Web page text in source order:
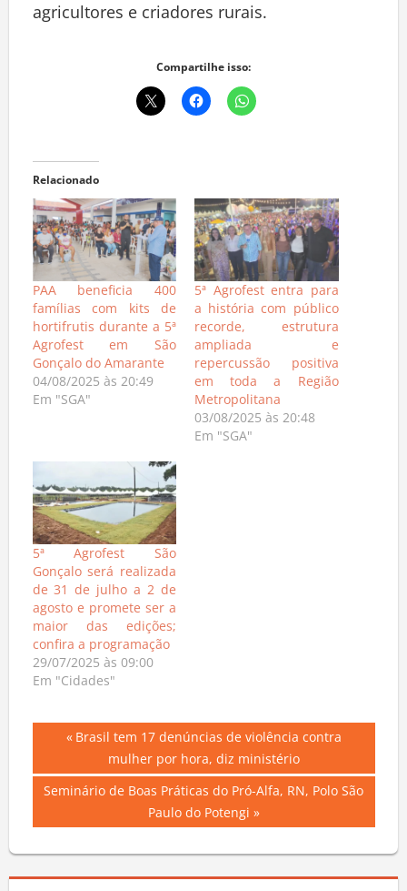
agricultores e criadores rurais.
Compartilhe isso:
Relacionado
PAA beneficia 400
famílias com kits de
hortifrutis durante a 5ª
Agrofest em São
Gonçalo do Amarante
04/08/2025 às 20:49
Em "SGA"
5ª Agrofest entra para
a história com público
recorde, estrutura
ampliada e
repercussão positiva
em toda a Região
Metropolitana
03/08/2025 às 20:48
Em "SGA"
5ª Agrofest São
Gonçalo será realizada
de 31 de julho a 2 de
agosto e promete ser a
maior das edições;
confira a programação
29/07/2025 às 09:00
Em "Cidades"
Navegação
de
Previous
Brasil tem 17 denúncias de violência contra
mulher por hora, diz ministério
Next
Seminário de Boas Práticas do Pró-Alfa, RN, Polo São
Paulo do Potengi